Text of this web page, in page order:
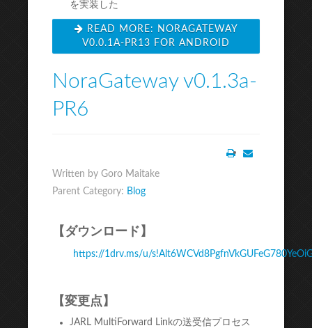
を実装した
READ MORE: NORAGATEWAY
V0.0.1A-PR13 FOR ANDROID
NoraGateway v0.1.3a-
PR6
Written by Goro Maitake
Parent Category: Blog
【ダウンロード】
https://1drv.ms/u/
【変更点】
JARL MultiForward Linkの送受信プロセス